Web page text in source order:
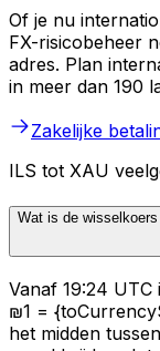
Of je nu
FX-risicobeheer
adres. Plan
in meer dan 190
Zakelijke
ILS tot XAU
Wat is de
Vanaf 19:24
₪1 =
het midden